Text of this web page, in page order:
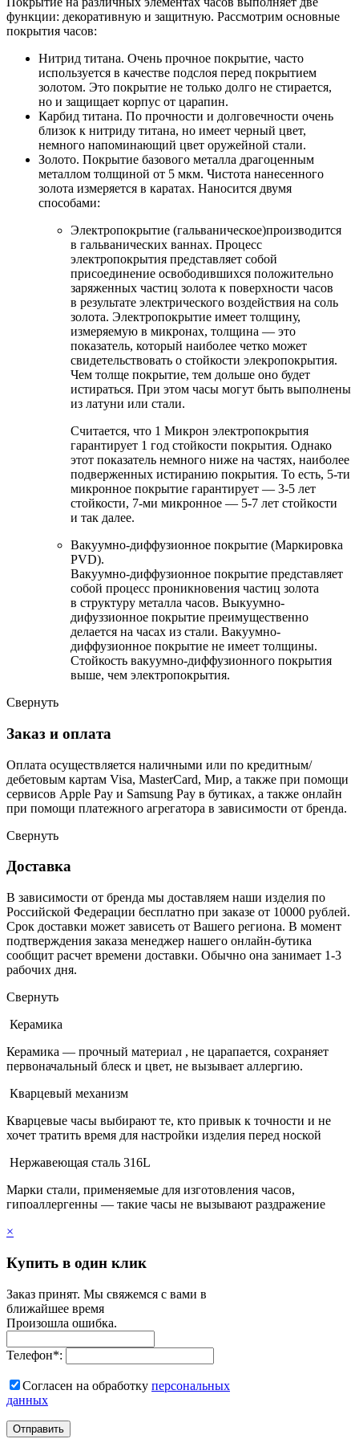
функции: декоративную и защитную. Рассмотрим основные
покрытия часов:
Нитрид титана. Очень прочное покрытие, часто
используется в качестве подслоя перед покрытием
золотом. Это покрытие не только долго не стирается,
но и защищает корпус от царапин.
Карбид титана. По прочности и долговечности очень
близок к нитриду титана, но имеет черный цвет,
немного напоминающий цвет оружейной стали.
Золото. Покрытие базового металла драгоценным
металлом толщиной от 5 мкм. Чистота нанесенного
золота измеряется в каратах. Наносится двумя
способами:
Электропокрытие (гальваническое)производится
в гальванических ваннах. Процесс
электропокрытия представляет собой
присоединение освободившихся положительно
заряженных частиц золота к поверхности часов
в результате электрического воздействия на соль
золота. Электропокрытие имеет толщину,
измеряемую в микронах, толщина — это
показатель, который наиболее четко может
свидетельствовать о стойкости элекропокрытия.
Чем толще покрытие, тем дольше оно будет
истираться. При этом часы могут быть выполнены
из латуни или стали.
Считается, что 1 Микрон электропокрытия
гарантирует 1 год стойкости покрытия. Однако
этот показатель немного ниже на частях, наиболее
подверженных истиранию покрытия. То есть, 5-ти
микронное покрытие гарантирует — 3-5 лет
стойкости, 7-ми микронное — 5-7 лет стойкости
и так далее.
Вакуумно-диффузионное покрытие (Маркировка
PVD).
Вакуумно-диффузионное покрытие представляет
собой процесс проникновения частиц золота
в структуру металла часов. Выкуумно-
дифуззионное покрытие преимущественно
делается на часах из стали. Вакуумно-
диффузионное покрытие не имеет толщины.
Стойкость вакуумно-диффузионного покрытия
выше, чем электропокрытия.
Свернуть
Заказ и оплата
Оплата осуществляется наличными или по кредитным/
дебетовым картам Visa, MasterCard, Мир, а также при помощи
сервисов Apple Pay и Samsung Pay в бутиках, а также онлайн
при помощи платежного агрегатора в зависимости от бренда.
Свернуть
Доставка
В зависимости от бренда мы доставляем наши изделия по
Российской Федерации бесплатно при заказе от 10000 рублей.
Срок доставки может зависеть от Вашего региона. В момент
подтверждения заказа менеджер нашего онлайн-бутика
сообщит расчет времени доставки. Обычно она занимает 1-3
рабочих дня.
Свернуть
Керамика
Керамика — прочный материал , не царапается, сохраняет
первоначальный блеск и цвет, не вызывает аллергию.
Кварцевый механизм
Кварцевые часы выбирают те, кто привык к точности и не
хочет тратить время для настройки изделия перед ноской
Нержавеющая сталь 316L
Марки стали, применяемые для изготовления часов,
гипоаллергенны — такие часы не вызывают раздражение
×
Купить в один клик
Заказ принят. Мы свяжемся с вами в
ближайшее время
Произошла ошибка.
Телефон*:
Согласен на обработку персональныx
данных
Отправить